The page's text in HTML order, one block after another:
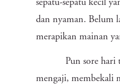
sepatu-sepatu kecil
dan nyaman. Belum
merapikan mainan
Pun sore hari
mengaji, membekali